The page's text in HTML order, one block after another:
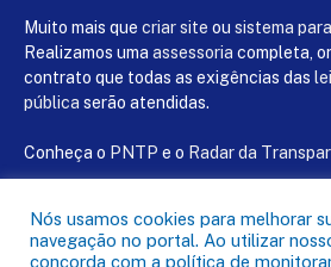
Muito mais que criar site ou sistema
Realizamos uma assessoria completa,
contrato que todas as exigências das
pública serão atendidas.
Conheça o PNTP e o Radar da
Nós usamos cookies para melhorar
navegação no portal. Ao utilizar
concorda com a política de